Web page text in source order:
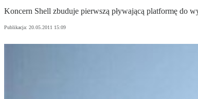
Koncern Shell zbuduje pierwszą pływającą platformę do
Publikacja: 20.05.2011 15:09